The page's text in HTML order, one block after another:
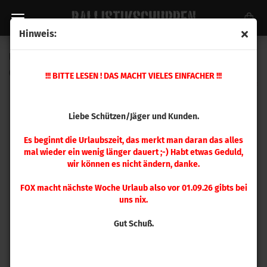
Hinweis:
!!! BITTE LESEN ! DAS MACHT VIELES EINFACHER !!!
Liebe Schützen/Jäger und Kunden.
Es beginnt die Urlaubszeit, das merkt man daran das alles
mal wieder ein wenig länger dauert ;-) Habt etwas Geduld,
wir können es nicht ändern, danke.
FOX macht nächste Woche Urlaub also vor 01.09.26 gibts bei
uns nix.
Gut Schuß.
397139)